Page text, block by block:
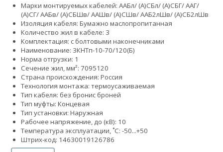
Марки монтируемых кабелей: ААБл/ (А)СБл/ (А)СБГ/ ААГ/
(А)СГ/ ААБв/ (А)СБШв/ ААШв/ (А)СШв/ ААБ2лШв/ (А)СБ2лШв
Изоляция кабеля: Бумажно маслопропитанная
Количество жил в кабеле: 3
Комплектация: с болтовыми наконечниками
Наименование: 3КНТп-10-70/120(Б)
Норма отгрузки: 1
Сечение жил, мм²: 7095120
Страна происхождения: Россия
Технология монтажа: термоусаживаемая
Тип кабеля: без бронис броней
Тип муфты: Концевая
Тип установки: Наружная
Рабочее напряжение, до (кВ): 10
Температура эксплуатации, ˚С: -50...+50
Штрих-код: 14630019126786